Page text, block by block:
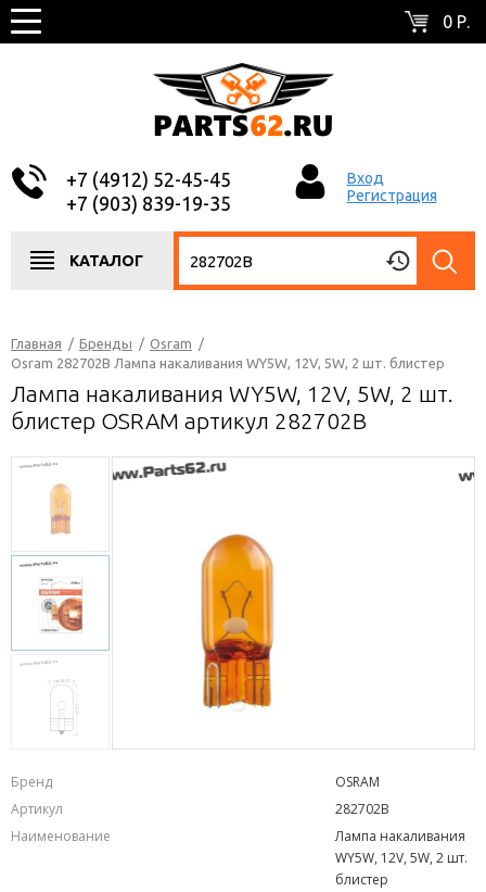
0 Р.
+7 (4912) 52-45-45
+7 (903) 839-19-35
Вход
Регистрация
КАТАЛОГ
Главная / Бренды / Osram /
Osram 282702B Лампа накаливания WY5W, 12V, 5W, 2 шт. блистер
Лампа накаливания WY5W, 12V, 5W, 2 шт.
блистер OSRAM артикул 282702B
Бренд
OSRAM
Артикул
282702B
Наименование
Лампа накаливания
WY5W, 12V, 5W, 2 шт.
блистер